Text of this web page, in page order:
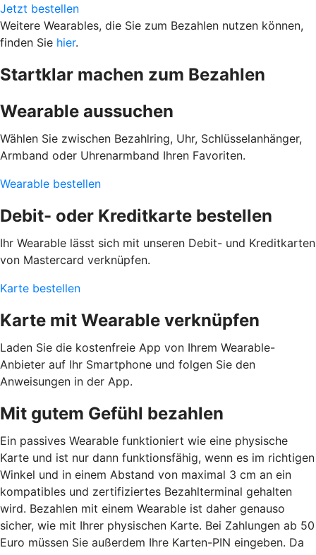
Jetzt bestellen
Weitere Wearables, die Sie zum Bezahlen nutzen können,
finden Sie hier.
Startklar machen zum Bezahlen
Wearable aussuchen
Wählen Sie zwischen Bezahlring, Uhr, Schlüsselanhänger,
Armband oder Uhrenarmband Ihren Favoriten.
Wearable bestellen
Debit- oder Kreditkarte bestellen
Ihr Wearable lässt sich mit unseren Debit- und Kreditkarten
von Mastercard verknüpfen.
Karte bestellen
Karte mit Wearable verknüpfen
Laden Sie die kostenfreie App von Ihrem Wearable-
Anbieter auf Ihr Smartphone und folgen Sie den
Anweisungen in der App.
Mit gutem Gefühl bezahlen
Ein passives Wearable funktioniert wie eine physische
Karte und ist nur dann funktionsfähig, wenn es im richtigen
Winkel und in einem Abstand von maximal 3 cm an ein
kompatibles und zertifiziertes Bezahlterminal gehalten
wird. Bezahlen mit einem Wearable ist daher genauso
sicher, wie mit Ihrer physischen Karte. Bei Zahlungen ab 50
Euro müssen Sie außerdem Ihre Karten-PIN eingeben. Da